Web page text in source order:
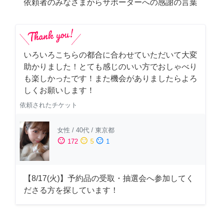
依頼者のみなさまからサポーターへの感謝の言葉
いろいろこちらの都合に合わせていただいて大変
助かりました！とても感じのいい方でおしゃべり
も楽しかったです！また機会がありましたらよろ
しくお願いします！
依頼されたチケット
女性 / 40代 / 東京都
sentiment_satisfied 172 sentiment_neutral 5 sentiment_dissatisfied 1
【8/17(火)】予約品の受取・抽選会へ参加してく
ださる方を探しています！